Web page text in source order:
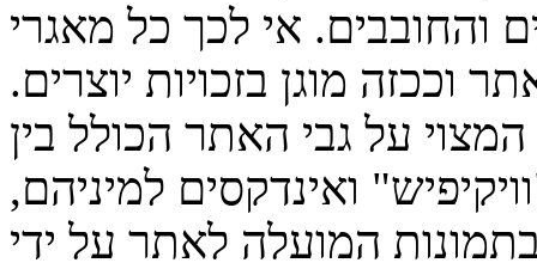
והחובבים. אי לכך כל מאגרי
וככזה מוגן בזכויות יוצרים.
על גבי האתר הכולל בין
ואינדקסים למיניהם,
המועלה לאתר על ידי